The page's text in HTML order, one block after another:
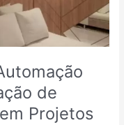
de
Projetos